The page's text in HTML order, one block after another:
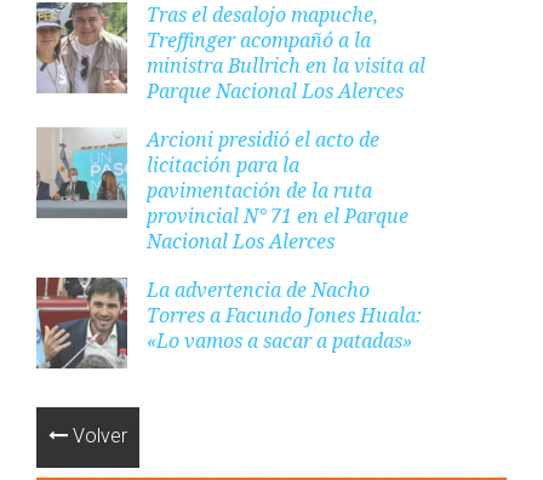
Tras el desalojo mapuche,
Treffinger acompañó a la
ministra Bullrich en la visita al
Parque Nacional Los Alerces
Arcioni presidió el acto de
licitación para la
pavimentación de la ruta
provincial N° 71 en el Parque
Nacional Los Alerces
La advertencia de Nacho
Torres a Facundo Jones Huala:
«Lo vamos a sacar a patadas»
Volver